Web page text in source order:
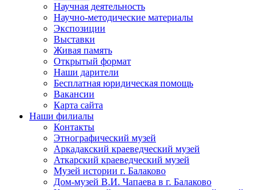
Научная деятельность
Научно-методические материалы
Экспозиции
Выставки
Живая память
Открытый формат
Наши дарители
Бесплатная юридическая помощь
Вакансии
Карта сайта
Наши филиалы
Контакты
Этнографический музей
Аркадакский краеведческий музей
Аткарский краеведческий музей
Музей истории г. Балаково
Дом-музей В.И. Чапаева в г. Балаково